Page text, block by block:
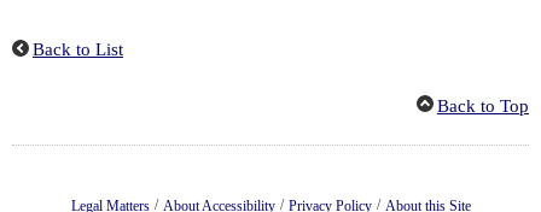
Back to List
Back to Top
Legal Matters / About Accessibility / Privacy Policy / About this Site